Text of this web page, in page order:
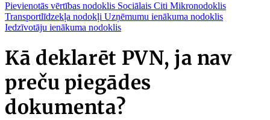
Pievienotās vērtības nodoklis Sociālais Citi Mikronodoklis
Transportlīdzekļa nodokļi Uzņēmumu ienākuma nodoklis
Iedzīvotāju ienākuma nodoklis
Kā deklarēt PVN, ja nav
preču piegādes
dokumenta?